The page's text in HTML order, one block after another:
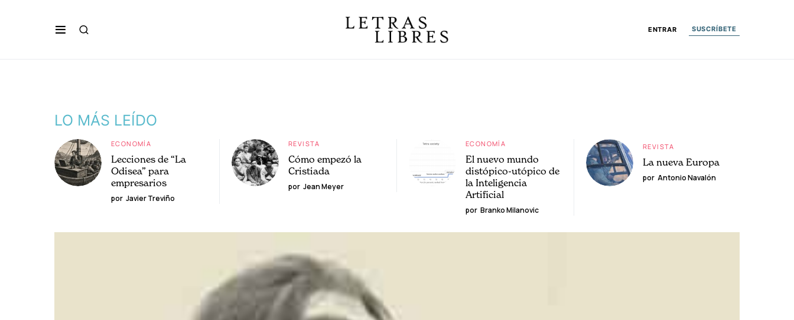
ENTRAR SUSCRÍBETE
LO MÁS LEÍDO
ECONOMÍA
Lecciones de “La
Odisea” para
empresarios
por Javier Treviño
REVISTA
Cómo empezó la
Cristiada
por Jean Meyer
ECONOMÍA
El nuevo mundo
distópico-utópico de
la Inteligencia
Artificial
por Branko Milanovic
REVISTA
La nueva Europa
por Antonio Navalón